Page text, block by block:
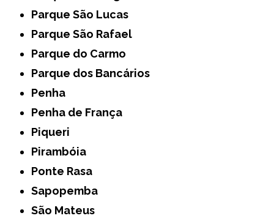
Parque São Lucas
Parque São Rafael
Parque do Carmo
Parque dos Bancários
Penha
Penha de França
Piqueri
Pirambóia
Ponte Rasa
Sapopemba
São Mateus